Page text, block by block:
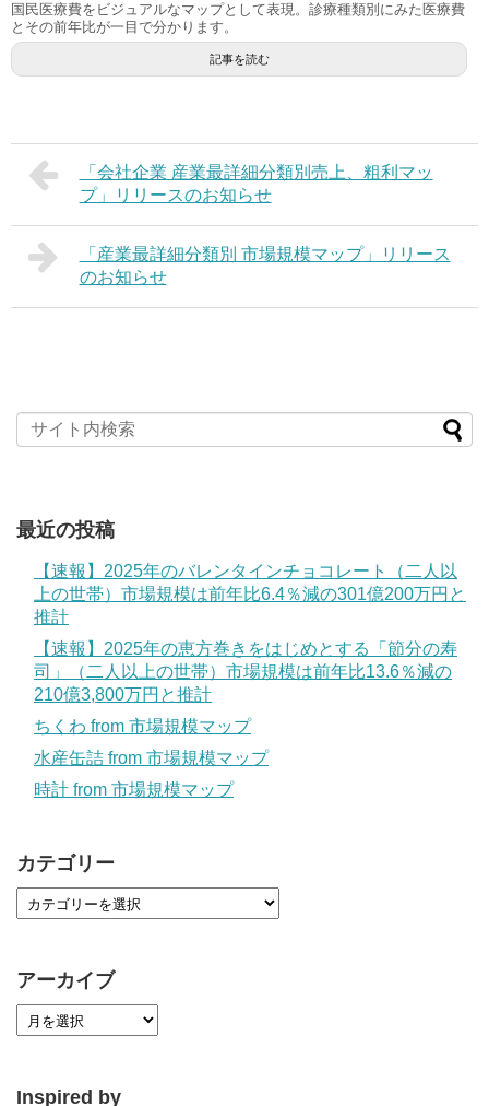
国民医療費をビジュアルなマップとして表現。診療種類別にみた医療費
とその前年比が一目で分かります。
記事を読む
「会社企業 産業最詳細分類別売上、粗利マッ
プ」リリースのお知らせ
「産業最詳細分類別 市場規模マップ」リリース
のお知らせ
最近の投稿
【速報】2025年のバレンタインチョコレート（二人以
上の世帯）市場規模は前年比6.4％減の301億200万円と
推計
【速報】2025年の恵方巻きをはじめとする「節分の寿
司」（二人以上の世帯）市場規模は前年比13.6％減の
210億3,800万円と推計
ちくわ from 市場規模マップ
水産缶詰 from 市場規模マップ
時計 from 市場規模マップ
カテゴリー
アーカイブ
Inspired by